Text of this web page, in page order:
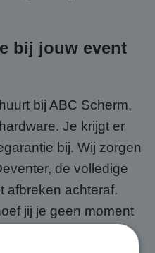
bij jouw event
bij ABC Scherm,
Je krijgt er
bij. Wij zorgen
de volledige
afbreken achteraf.
jij je geen moment
techniek, dat is ónze